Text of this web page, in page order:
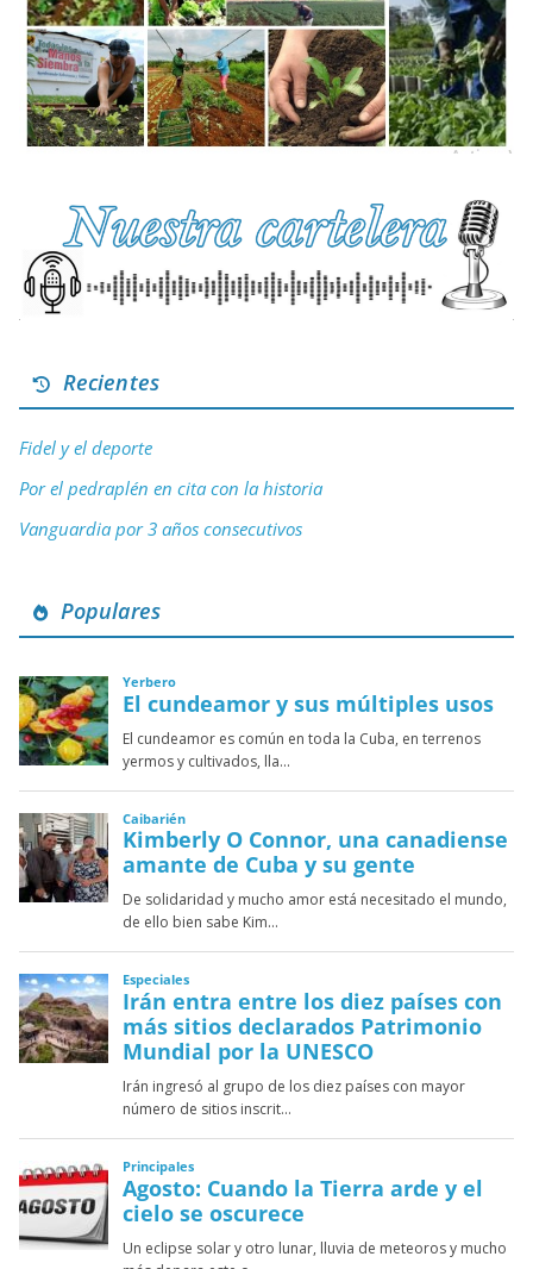
Recientes
Fidel y el deporte
Por el pedraplén en cita con la historia
Vanguardia por 3 años consecutivos
Populares